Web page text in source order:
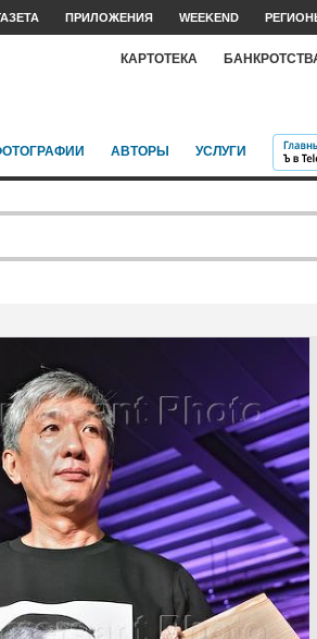
ПРИЛОЖЕНИЯ WEEKEND
КАРТОТЕКА
АВТОРЫ УСЛУГИ